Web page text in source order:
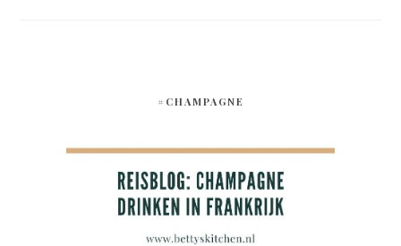
#CHAMPAGNE